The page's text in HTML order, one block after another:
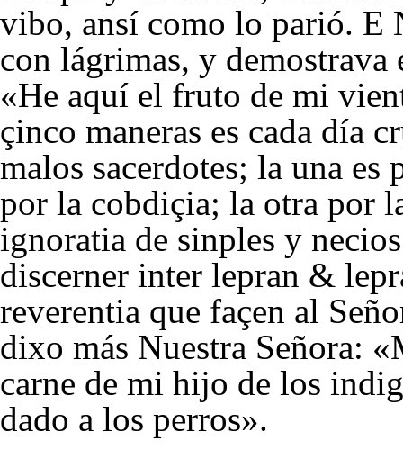
vibo, ansí como lo parió. E
con lágrimas, y
«He aquí el fruto de mi
çinco maneras es cada día
malos sacerdotes; la una
por la cobdiçia; la otra por
ignoratia de sinples y
discerner inter lepran &
reverentia que façen al
dixo más Nuestra Señora:
carne de mi hijo de los
dado a los perros».